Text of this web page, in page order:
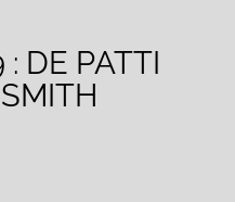
DE PATTI